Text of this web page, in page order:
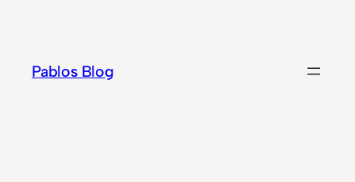
springen
Pablos Blog